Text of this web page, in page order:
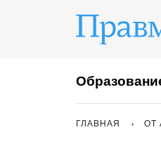
ГЛАВНАЯ ОТ